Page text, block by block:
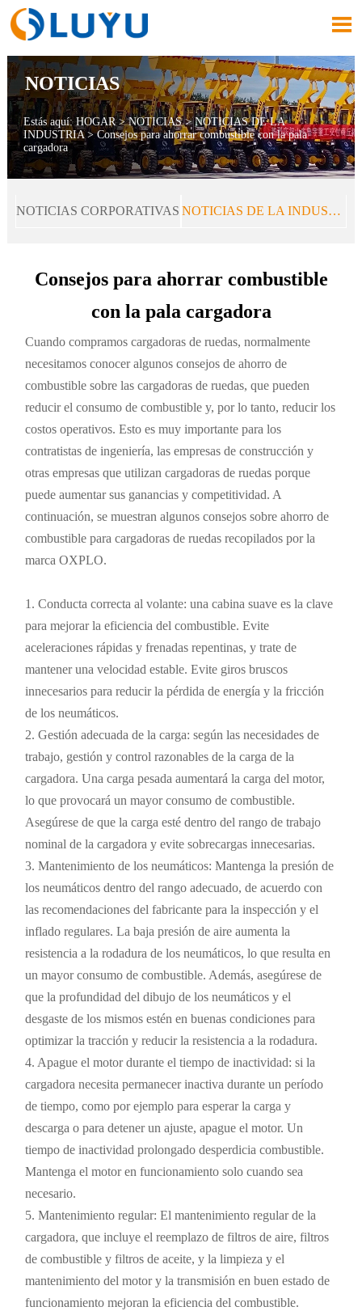

NOTICIAS
Estás aquí:HOGAR>NOTICIAS>NOTICIAS DE LA
INDUSTRIA>Consejos para ahorrar combustible con la pala
cargadora
NOTICIAS CORPORATIVAS NOTICIAS DE LA INDUSTRIA
Consejos para ahorrar combustible
con la pala cargadora
Cuando compramos cargadoras de ruedas, normalmente
necesitamos conocer algunos consejos de ahorro de
combustible sobre las cargadoras de ruedas, que pueden
reducir el consumo de combustible y, por lo tanto, reducir los
costos operativos. Esto es muy importante para los
contratistas de ingeniería, las empresas de construcción y
otras empresas que utilizan cargadoras de ruedas porque
puede aumentar sus ganancias y competitividad. A
continuación, se muestran algunos consejos sobre ahorro de
combustible para cargadoras de ruedas recopilados por la
marca OXPLO.
1. Conducta correcta al volante: una cabina suave es la clave
para mejorar la eficiencia del combustible. Evite
aceleraciones rápidas y frenadas repentinas, y trate de
mantener una velocidad estable. Evite giros bruscos
innecesarios para reducir la pérdida de energía y la fricción
de los neumáticos.
2. Gestión adecuada de la carga: según las necesidades de
trabajo, gestión y control razonables de la carga de la
cargadora. Una carga pesada aumentará la carga del motor,
lo que provocará un mayor consumo de combustible.
Asegúrese de que la carga esté dentro del rango de trabajo
nominal de la cargadora y evite sobrecargas innecesarias.
3. Mantenimiento de los neumáticos: Mantenga la presión de
los neumáticos dentro del rango adecuado, de acuerdo con
las recomendaciones del fabricante para la inspección y el
inflado regulares. La baja presión de aire aumenta la
resistencia a la rodadura de los neumáticos, lo que resulta en
un mayor consumo de combustible. Además, asegúrese de
que la profundidad del dibujo de los neumáticos y el
desgaste de los mismos estén en buenas condiciones para
optimizar la tracción y reducir la resistencia a la rodadura.
4. Apague el motor durante el tiempo de inactividad: si la
cargadora necesita permanecer inactiva durante un período
de tiempo, como por ejemplo para esperar la carga y
descarga o para detener un ajuste, apague el motor. Un
tiempo de inactividad prolongado desperdicia combustible.
Mantenga el motor en funcionamiento solo cuando sea
necesario.
5. Mantenimiento regular: El mantenimiento regular de la
cargadora, que incluye el reemplazo de filtros de aire, filtros
de combustible y filtros de aceite, y la limpieza y el
mantenimiento del motor y la transmisión en buen estado de
funcionamiento mejoran la eficiencia del combustible.